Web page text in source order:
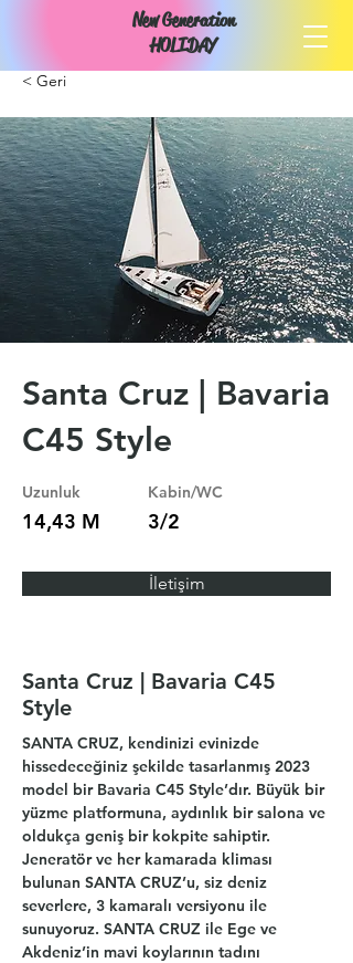
New Generation
HOLIDAY
< Geri
Santa Cruz | Bavaria
C45 Style
Uzunluk
14,43 M
Kabin/WC
3/2
İletişim
Santa Cruz | Bavaria C45
Style
SANTA CRUZ, kendinizi evinizde
hissedeceğiniz şekilde tasarlanmış 2023
model bir Bavaria C45 Style’dır. Büyük bir
yüzme platformuna, aydınlık bir salona ve
oldukça geniş bir kokpite sahiptir.
Jeneratör ve her kamarada kliması
bulunan SANTA CRUZ’u, siz deniz
severlere, 3 kamaralı versiyonu ile
sunuyoruz. SANTA CRUZ ile Ege ve
Akdeniz’in mavi koylarının tadını